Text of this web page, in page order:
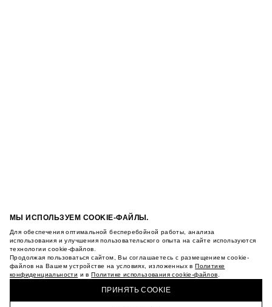
МЫ ИСПОЛЬЗУЕМ COOKIE-ФАЙЛЫ.
Для обеспечения оптимальной бесперебойной работы, анализа
использования и улучшения пользовательского опыта на сайте используются
технологии cookie-файлов.
Продолжая пользоваться сайтом, Вы соглашаетесь с размещением cookie-
файлов на Вашем устройстве на условиях, изложенных вПолитике
конфиденциальности и вПолитике использования cookie-файлов
ПРИНЯТЬ COOKIE